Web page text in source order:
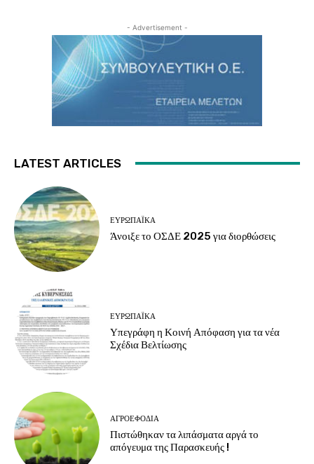
- Advertisement -
LATEST ARTICLES
ΕΥΡΩΠΑΪΚΆ
Άνοιξε το ΟΣΔΕ 2025 για διορθώσεις
ΕΥΡΩΠΑΪΚΆ
Υπεγράφη η Κοινή Απόφαση για τα νέα
Σχέδια Βελτίωσης
ΑΓΡΟΕΦΌΔΙΑ
Πιστώθηκαν τα λιπάσματα αργά το
απόγευμα της Παρασκευής !